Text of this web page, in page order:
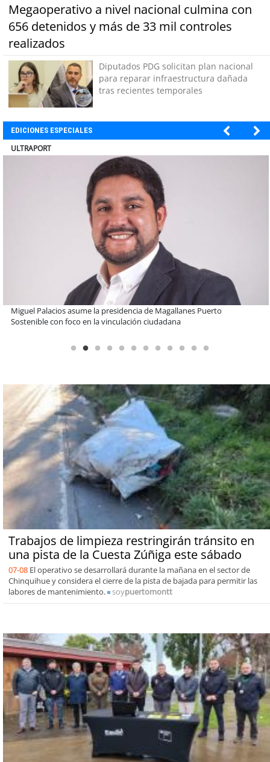
Megaoperativo a nivel nacional culmina con
656 detenidos y más de 33 mil controles
realizados
Diputados PDG solicitan plan nacional
para reparar infraestructura dañada
tras recientes temporales
EDICIONES ESPECIALES
BANCO DE CHILE
Educación y colaboración público-privada se toman La Araucanía:
encuentro reunió a líderes para abordar las brechas y oportunidades
Trabajos de limpieza restringirán tránsito en
una pista de la Cuesta Zúñiga este sábado
07-08 El operativo se desarrollará durante la mañana en el sector de
Chinquihue y considera el cierre de la pista de bajada para permitir las
labores de mantenimiento.
soypuertomontt